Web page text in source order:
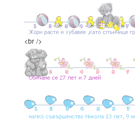
<br />